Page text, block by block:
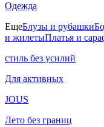
Одежда
ЕщеБлузы и рубашки
и жилетыПлатья и
стиль без усилий
Для активных
JOUS
Лето без границ